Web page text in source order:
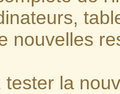
nouvelles
tester la